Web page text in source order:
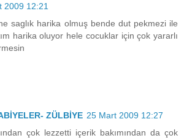
2009 12:21
saglık harika olmuş bende dut pekmezi ile
harika oluyor hele cocuklar için çok yararlı
ZÜLBİYE 25 Mart 2009 12:27
çok lezzetti içerik bakımından da çok